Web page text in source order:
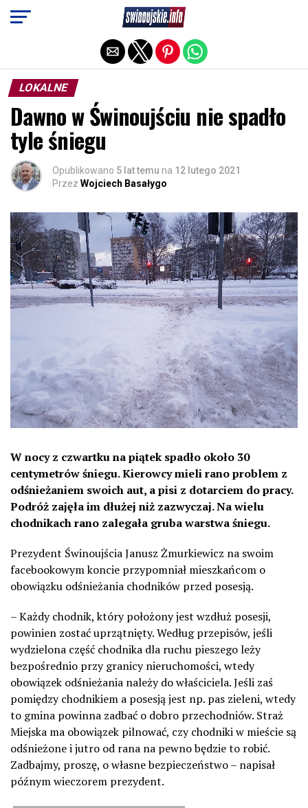
LOKALNE
Dawno w Świnoujściu nie spadło
tyle śniegu
Opublikowano 5 lat temu na 12 lutego 2021
Przez Wojciech Basałygo
W nocy z czwartku na piątek spadło około 30
centymetrów śniegu. Kierowcy mieli rano problem z
odśnieżaniem swoich aut, a pisi z dotarciem do pracy.
Podróż zajęła im dłużej niż zazwyczaj. Na wielu
chodnikach rano zalegała gruba warstwa śniegu.
Prezydent Świnoujścia Janusz Żmurkiewicz na swoim
facebookowym koncie przypomniał mieszkańcom o
obowiązku odśnieżania chodników przed posesją.
– Każdy chodnik, który położony jest wzdłuż posesji,
powinien zostać uprzątnięty. Według przepisów, jeśli
wydzielona część chodnika dla ruchu pieszego leży
bezpośrednio przy granicy nieruchomości, wtedy
obowiązek odśnieżania należy do właściciela. Jeśli zaś
pomiędzy chodnikiem a posesją jest np. pas zieleni, wtedy
to gmina powinna zadbać o dobro przechodniów. Straż
Miejska ma obowiązek pilnować, czy chodniki w mieście są
odśnieżone i jutro od rana na pewno będzie to robić.
Zadbajmy, proszę, o własne bezpieczeństwo – napisał
późnym wieczorem prezydent.
Exit mobile version